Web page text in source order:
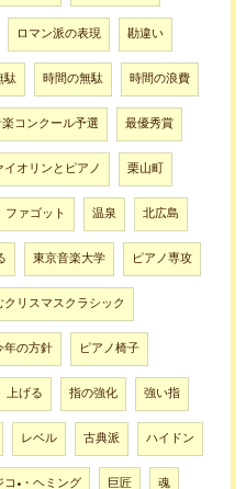
ロマン派の表現 勘違い
駄 時間の無駄 時間の浪費
コンクール予選 最優秀賞
イオリンとピアノ 栗山町
ファゴット 温泉 北広島
東京音楽大学 ピアノ専攻
リスマスクラシック
年の方針 ピアノ椅子
上げる 指の強化 強い指
レベル 古典派 ハイドン
コ•・ヘミング 巨匠 魂